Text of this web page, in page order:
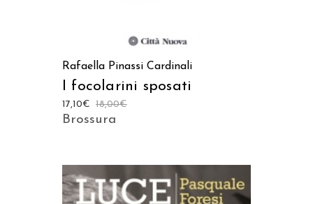
Rafaella Pinassi Cardinali
I focolarini sposati
18,00€
17,10€
Brossura